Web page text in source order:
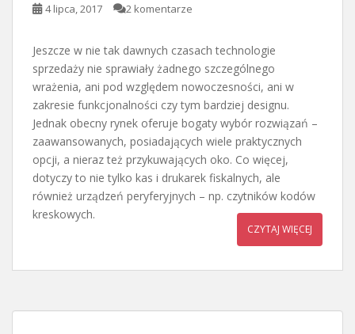
4 lipca, 2017 2 komentarze
Jeszcze w nie tak dawnych czasach technologie
sprzedaży nie sprawiały żadnego szczególnego
wrażenia, ani pod względem nowoczesności, ani w
zakresie funkcjonalności czy tym bardziej designu.
Jednak obecny rynek oferuje bogaty wybór rozwiązań –
zaawansowanych, posiadających wiele praktycznych
opcji, a nieraz też przykuwających oko. Co więcej,
dotyczy to nie tylko kas i drukarek fiskalnych, ale
również urządzeń peryferyjnych – np. czytników kodów
kreskowych.
CZYTAJ WIĘCEJ